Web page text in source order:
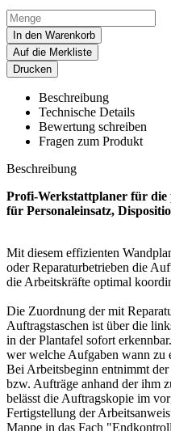
In den Warenkorb
Auf die Merkliste
Drucken
Beschreibung
Technische Details
Bewertung schreiben
Fragen zum Produkt
Beschreibung
Profi-Werkstattplaner für die
für Personaleinsatz,
Mit diesem effizienten
oder Reparaturbetrieben die
die Arbeitskräfte optimal
Die Zuordnung der mit
Auftragstaschen ist über die
in der Plantafel sofort
wer welche Aufgaben wann zu
Bei Arbeitsbeginn entnimmt
bzw. Aufträge anhand der ihm
belässt die Auftragskopie im
Fertigstellung der
Mappe in das Fach